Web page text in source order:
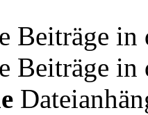
Beiträge
Beiträge